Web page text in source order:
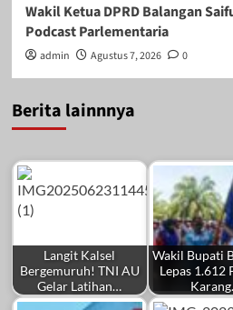
Wakil Ketua DPRD Balangan
Podcast Parlementaria
admin Agustus 7, 2026 0
Berita lainnnya
Langit Kalsel
Bergemuruh! TNI AU
Gelar Latihan…
Wakil Bupati
Lepas 1.612